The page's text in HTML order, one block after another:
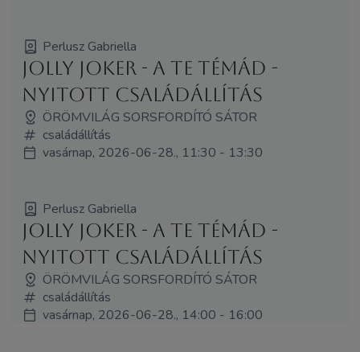
Perlusz Gabriella
Jolly Joker - A Te témád -
Nyitott családállítás
ÖRÖMVILÁG SORSFORDÍTÓ SÁTOR
családállítás
vasárnap, 2026-06-28., 11:30 - 13:30
Perlusz Gabriella
Jolly Joker - A Te témád -
Nyitott családállítás
ÖRÖMVILÁG SORSFORDÍTÓ SÁTOR
családállítás
vasárnap, 2026-06-28., 14:00 - 16:00